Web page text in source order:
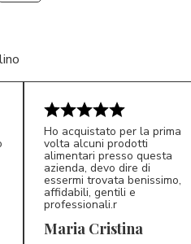
MC 5/5
Ho acquistato per la prima
volta alcuni prodotti
alimentari presso questa
azienda, devo dire di
essermi trovata benissimo,
affidabili, gentili e
professionali.r
Maria Cristina